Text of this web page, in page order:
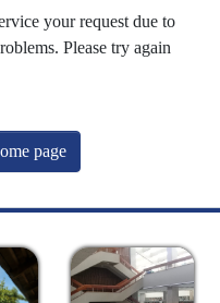
your request due to
Please try again
page